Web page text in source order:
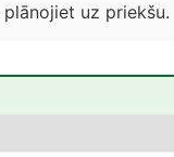
uz priekšu.